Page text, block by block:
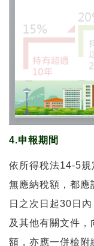
4.申報期間
依所得稅法14-5
無應納稅額，都應
日之次日起30日
及其他有關文件
額，亦應一併檢附